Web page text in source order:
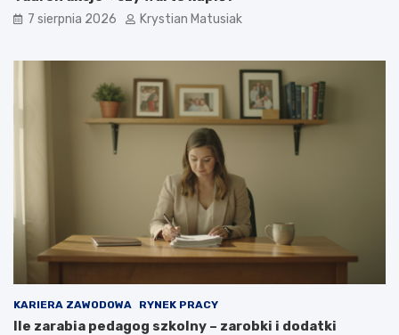
7 sierpnia 2026 Krystian Matusiak
KARIERA ZAWODOWA RYNEK PRACY
Ile zarabia pedagog szkolny – zarobki i dodatki